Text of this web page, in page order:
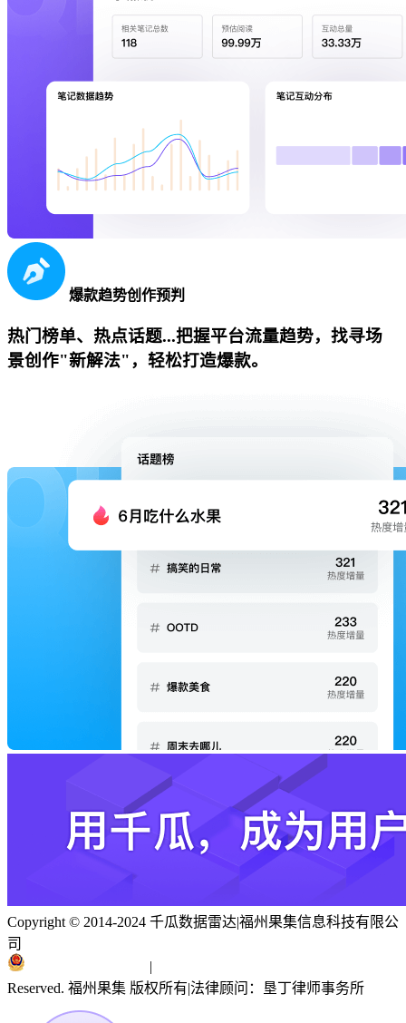
爆款趋势创作预判
热门榜单、热点话题...把握平台流量趋势，找寻场
景创作"新解法"，轻松打造爆款。
Copyright © 2014-2024 千瓜数据雷达|福州果集信息科技有限公
司
|
Reserved. 福州果集 版权所有|法律顾问：垦丁律师事务所